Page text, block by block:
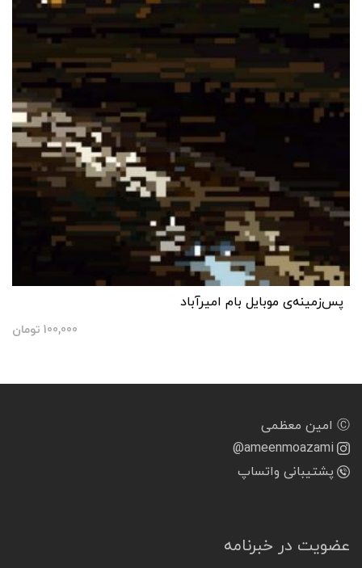
پس‌زمینه‌ی موبایل بام امیرآباد
100,000 تومان
Ⓒ امین معظمی
@ameenmoazami
پشتیبانی واتساپ
عضویت در خبرنامه